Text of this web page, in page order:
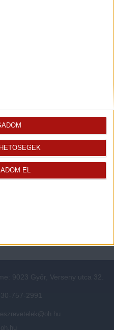
EL
Értékbecslés
Energetikai tanúsítvány
Adatvédelmi beállítások
Panaszkezelési tájékoztató
9023 Győr, Verseny utca 32.
757-2991
eszrevetelek@oh.hu